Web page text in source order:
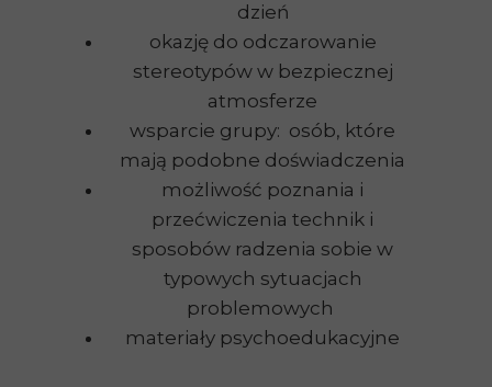
dzień
okazję do odczarowanie
stereotypów w bezpiecznej
atmosferze
wsparcie grupy: osób, które
mają podobne doświadczenia
możliwość poznania i
przećwiczenia technik i
sposobów radzenia sobie w
typowych sytuacjach
problemowych
materiały psychoedukacyjne